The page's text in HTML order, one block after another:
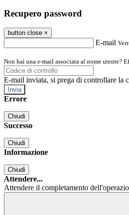
Recupero password
button close ×
E-mail
Non hai una e-mail associata al nome utente?
E-mail inviata, si prega di controllare la
Errore
Chiudi
Successo
Chiudi
Informazione
Chiudi
Attendere...
Attendere il completamento